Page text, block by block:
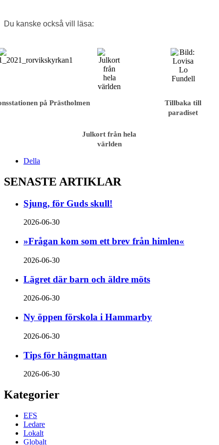
Du kanske också vill läsa:
på Prästholmen
Julkort från hela
världen
Tillbaka till
paradiset
Della
SENASTE ARTIKLAR
Sjung, för Guds skull!
2026-06-30
»Frågan kom som ett brev från himlen«
2026-06-30
Lägret där barn och äldre möts
2026-06-30
Ny öppen förskola i Hammarby
2026-06-30
Tips för hängmattan
2026-06-30
Kategorier
EFS
Ledare
Lokalt
Globalt